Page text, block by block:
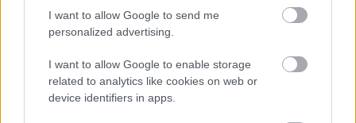
I want to allow Google to send me
personalized advertising.
I want to allow Google to enable storage
related to analytics like cookies on web or
device identifiers in apps.